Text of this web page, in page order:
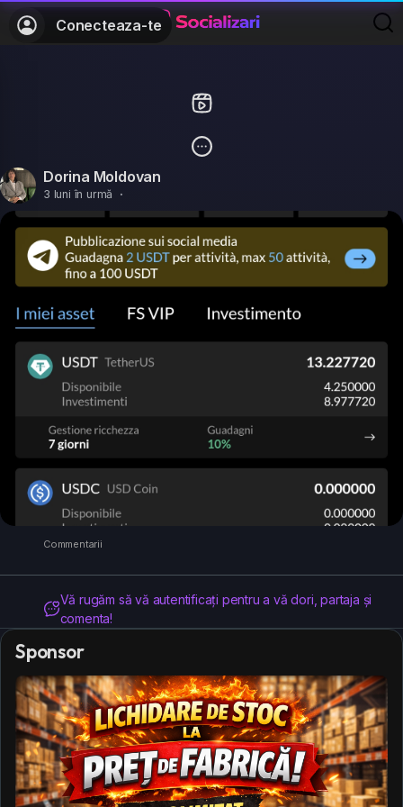
Conecteaza-te
Dorina Moldovan
3 luni în urmă ·
Commentarii
Vă rugăm să vă autentificați pentru a vă dori, partaja și
comenta!
Sponsor